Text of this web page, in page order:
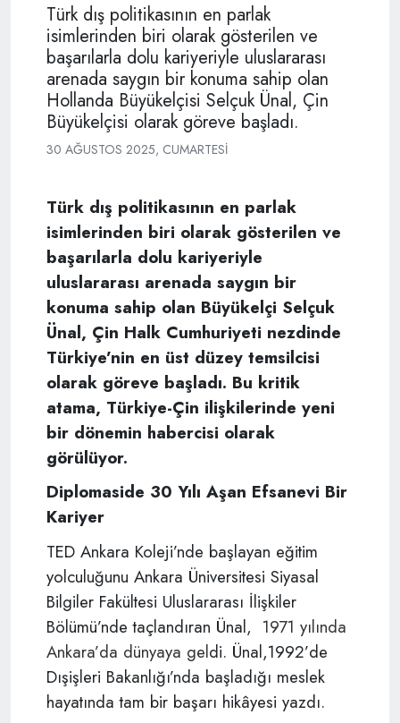
Türk dış politikasının en parlak
isimlerinden biri olarak gösterilen ve
başarılarla dolu kariyeriyle uluslararası
arenada saygın bir konuma sahip olan
Hollanda Büyükelçisi Selçuk Ünal, Çin
Büyükelçisi olarak göreve başladı.
30 AĞUSTOS 2025, CUMARTESI
Türk dış politikasının en parlak
isimlerinden biri olarak gösterilen ve
başarılarla dolu kariyeriyle
uluslararası arenada saygın bir
konuma sahip olan Büyükelçi Selçuk
Ünal, Çin Halk Cumhuriyeti nezdinde
Türkiye’nin en üst düzey temsilcisi
olarak göreve başladı. Bu kritik
atama, Türkiye-Çin ilişkilerinde yeni
bir dönemin habercisi olarak
görülüyor.
Diplomaside 30 Yılı Aşan Efsanevi Bir
Kariyer
TED Ankara Koleji’nde başlayan eğitim
yolculuğunu Ankara Üniversitesi Siyasal
Bilgiler Fakültesi Uluslararası İlişkiler
Bölümü’nde taçlandıran Ünal, 1971 yılında
Ankara’da dünyaya geldi. Ünal,1992’de
Dışişleri Bakanlığı’nda başladığı meslek
hayatında tam bir başarı hikâyesi yazdı.